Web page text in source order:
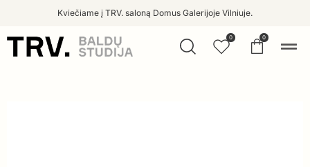
Kviečiame į TRV. saloną Domus Galerijoje Vilniuje.
0 0